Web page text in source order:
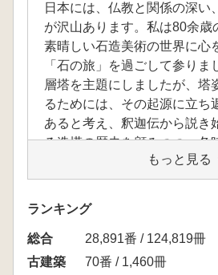
日本には、仏教と関係の深い
が沢山あります。私は80余歳
素晴しい石造美術の世界に心
「石の旅」を過ごして参りま
層塔を主題にしましたが、塔
るためには、その起源に立ち
あると考え、釈迦伝から説き
る造塔の歴史を顧みつつ、各
品を鑑賞することにしました
【目次】
第1章 塔の起源(目連の葬式;
ーの大塔;印度における仏像;ピ
の発掘調査;よみうりランド釈
もっと見る
ランキング
総合
28,891番 / 124,819冊
古建築
70番 / 1,460冊